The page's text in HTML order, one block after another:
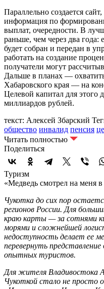
Параллельно создается
информация по
выплат, очередности. В
раньше, чем через два года:
будет собран и передан в
работать на создание
получатели могут
Дальше в планах —
Хабаровского края — на
Целевой капитал для этого
миллиардов рублей.
текст: Алексей Збарский
общество инвалид пенсия
Читать полностью
Поделиться
Туризм
«Медведь смотрел на меня
Чукотка до сих пор
регионов России. Для
краю карты — за сотнями
морями и сложнейшей
недоступность делает ее
перевернуть
опытных туристов.
Для жителя Владивостока
Чукоткой стало не просто